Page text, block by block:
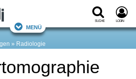
Suche Login
Menü
Radiologie